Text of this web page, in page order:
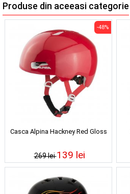
Produse din aceeasi categorie
Casca Alpina Hackney Red Gloss
269 lei
-48%
139 lei